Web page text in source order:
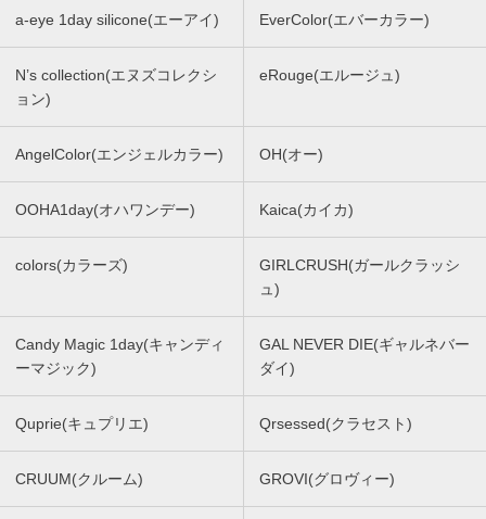
a-eye 1day silicone(エーアイ) EverColor(エバーカラー)
N’s collection(エヌズコレクシ
ョン)
eRouge(エルージュ)
AngelColor(エンジェルカラー) OH(オー)
OOHA1day(オハワンデー) Kaica(カイカ)
colors(カラーズ)
GIRLCRUSH(ガールクラッシ
ュ)
Candy Magic 1day(キャンディ
ーマジック)
GAL NEVER DIE(ギャルネバー
ダイ)
Quprie(キュプリエ) Qrsessed(クラセスト)
CRUUM(クルーム) GROVI(グロヴィー)